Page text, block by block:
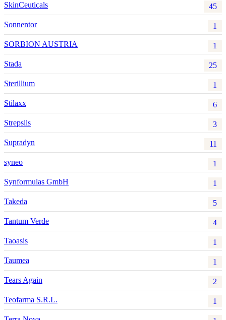
SkinCeuticals 45
Sonnentor 1
SORBION AUSTRIA 1
Stada 25
Sterillium 1
Stilaxx 6
Strepsils 3
Supradyn 11
syneo 1
Synformulas GmbH 1
Takeda 5
Tantum Verde 4
Taoasis 1
Taumea 1
Tears Again 2
Teofarma S.R.L. 1